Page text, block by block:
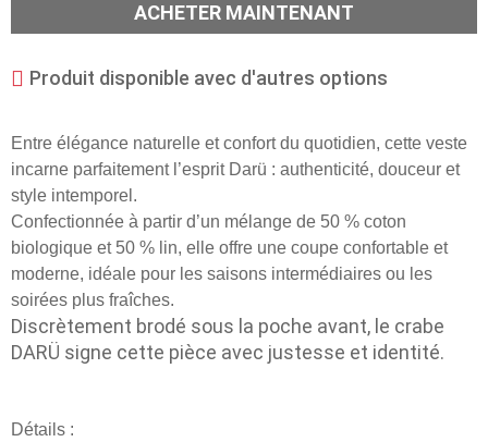
Entre élégance naturelle et confort du quotidien, cette veste
incarne parfaitement l’esprit Darü : authenticité, douceur et
style intemporel.
Confectionnée à partir d’un mélange de 50 % coton
biologique et 50 % lin, elle offre une coupe confortable et
moderne, idéale pour les saisons intermédiaires ou les
soirées plus fraîches.
Discrètement brodé sous la poche avant, le crabe
DARÜ signe cette pièce avec justesse et identité.
Détails :
ACHETER MAINTENANT
Produit disponible avec d'autres options